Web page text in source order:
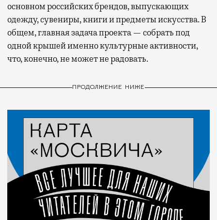
основном российских брендов, выпускающих
одежду, сувениры, книги и предметы искусства. В
общем, главная задача проекта — собрать под
одной крышей именно культурные активности,
что, конечно, не может не радовать.
ПРОДОЛЖЕНИЕ НИЖЕ